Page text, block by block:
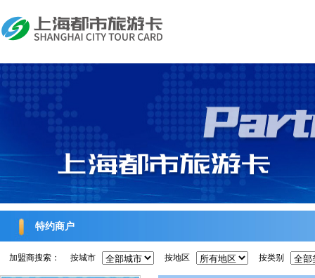
特约商户
加盟商搜索： 按城市 按地区 按类别